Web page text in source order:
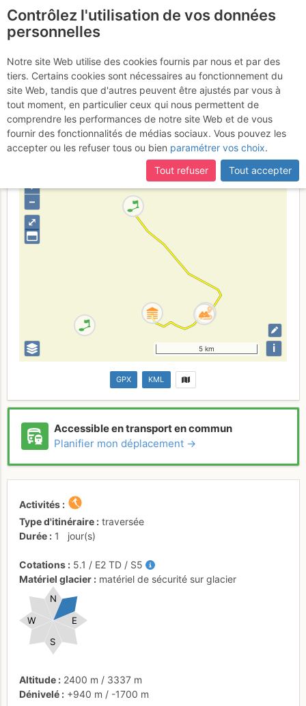
Col du Tacul :
Traversée sur le Couloir NE
- Glacier du Capucin
Haute-Savoie
⤢
+
–
5 km i
GPX KML
Accessible en transport en commun
Planifier mon déplacement →
Activités
Type d'itinéraire
traversée
Durée
1 jour(s)
Cotations 5.1 / E2 TD / S5
Matériel glacier
matériel de sécurité sur glacier
E
W
S
N
Altitude 2400 m / 3337 m
Dénivelé
+940 m / -1700 m
Contrôlez l'utilisation de vos données
personnelles
Notre site Web utilise des cookies fournis par nous et par des
tiers. Certains cookies sont nécessaires au fonctionnement du
site Web, tandis que d'autres peuvent être ajustés par vous à
tout moment, en particulier ceux qui nous permettent de
comprendre les performances de notre site Web et de vous
fournir des fonctionnalités de médias sociaux. Vous pouvez les
accepter ou les refuser tous ou bien paramétrer vos choix.
Tout refuser
Tout accepter